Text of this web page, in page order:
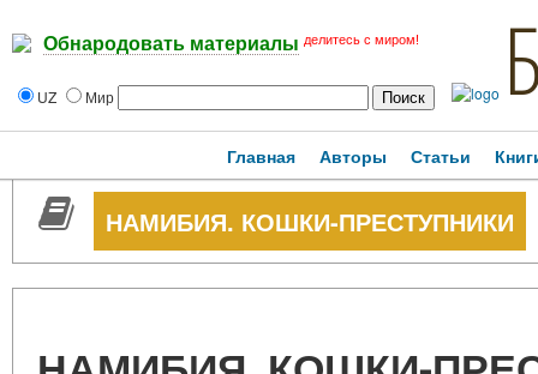
Обнародовать материалы делитесь с миром!
UZ Мир
Главная Авторы Статьи
НАМИБИЯ. КОШКИ-ПРЕСТУПНИКИ